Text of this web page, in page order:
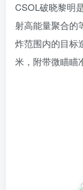
CSOL破晓黎明
射高能量聚合的
炸范围内的目标
米，附带微瞄瞄